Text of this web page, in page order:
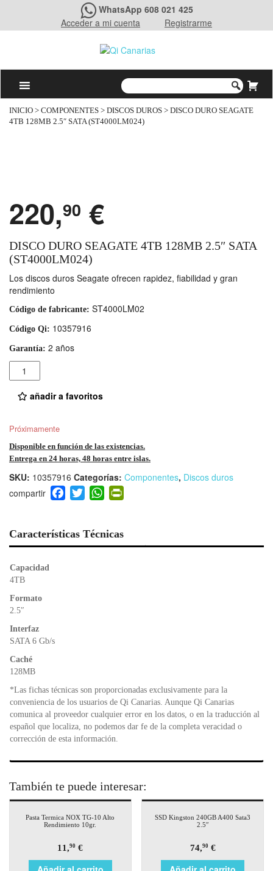
WhatsApp 608 021 425
Acceder a mi cuenta
Registrarme
INICIO > COMPONENTES > DISCOS DUROS > DISCO DURO SEAGATE
4TB 128MB 2.5″ SATA (ST4000LM024)
220,90 €
DISCO DURO SEAGATE 4TB 128MB 2.5″ SATA
(ST4000LM024)
Los discos duros Seagate ofrecen rapidez, fiabilidad y gran
rendimiento
Código de fabricante: ST4000LM02
Código Qi: 10357916
Garantía: 2 años
Cantidad
añadir a favoritos
Próximamente
Disponible en función de las existencias.
Entrega en 24 horas, 48 horas entre islas.
SKU: 10357916 Categorías: Componentes, Discos duros
F
a
e
b
T
wi
er
W
h
s
A e
Características Técnicas
Capacidad
4TB
Formato
2.5″
Interfaz
SATA 6 Gb/s
Caché
128MB
*Las fichas técnicas son proporcionadas exclusivamente para la
conveniencia de los usuarios de Qi Canarias. Aunque Qi Canarias
comunica al proveedor cualquier error en los datos, o en la traducción al
español que localiza, no podemos dar fe de la completa veracidad o
corrección de esta información.
También te puede interesar:
Pasta Termica NOX TG-10 Alto
Rendimiento 10gr.
11,90 €
SSD Kingston 240GB A400 Sata3
2.5″
74,90€